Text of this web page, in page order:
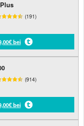
(191)
bei
(914)
bei